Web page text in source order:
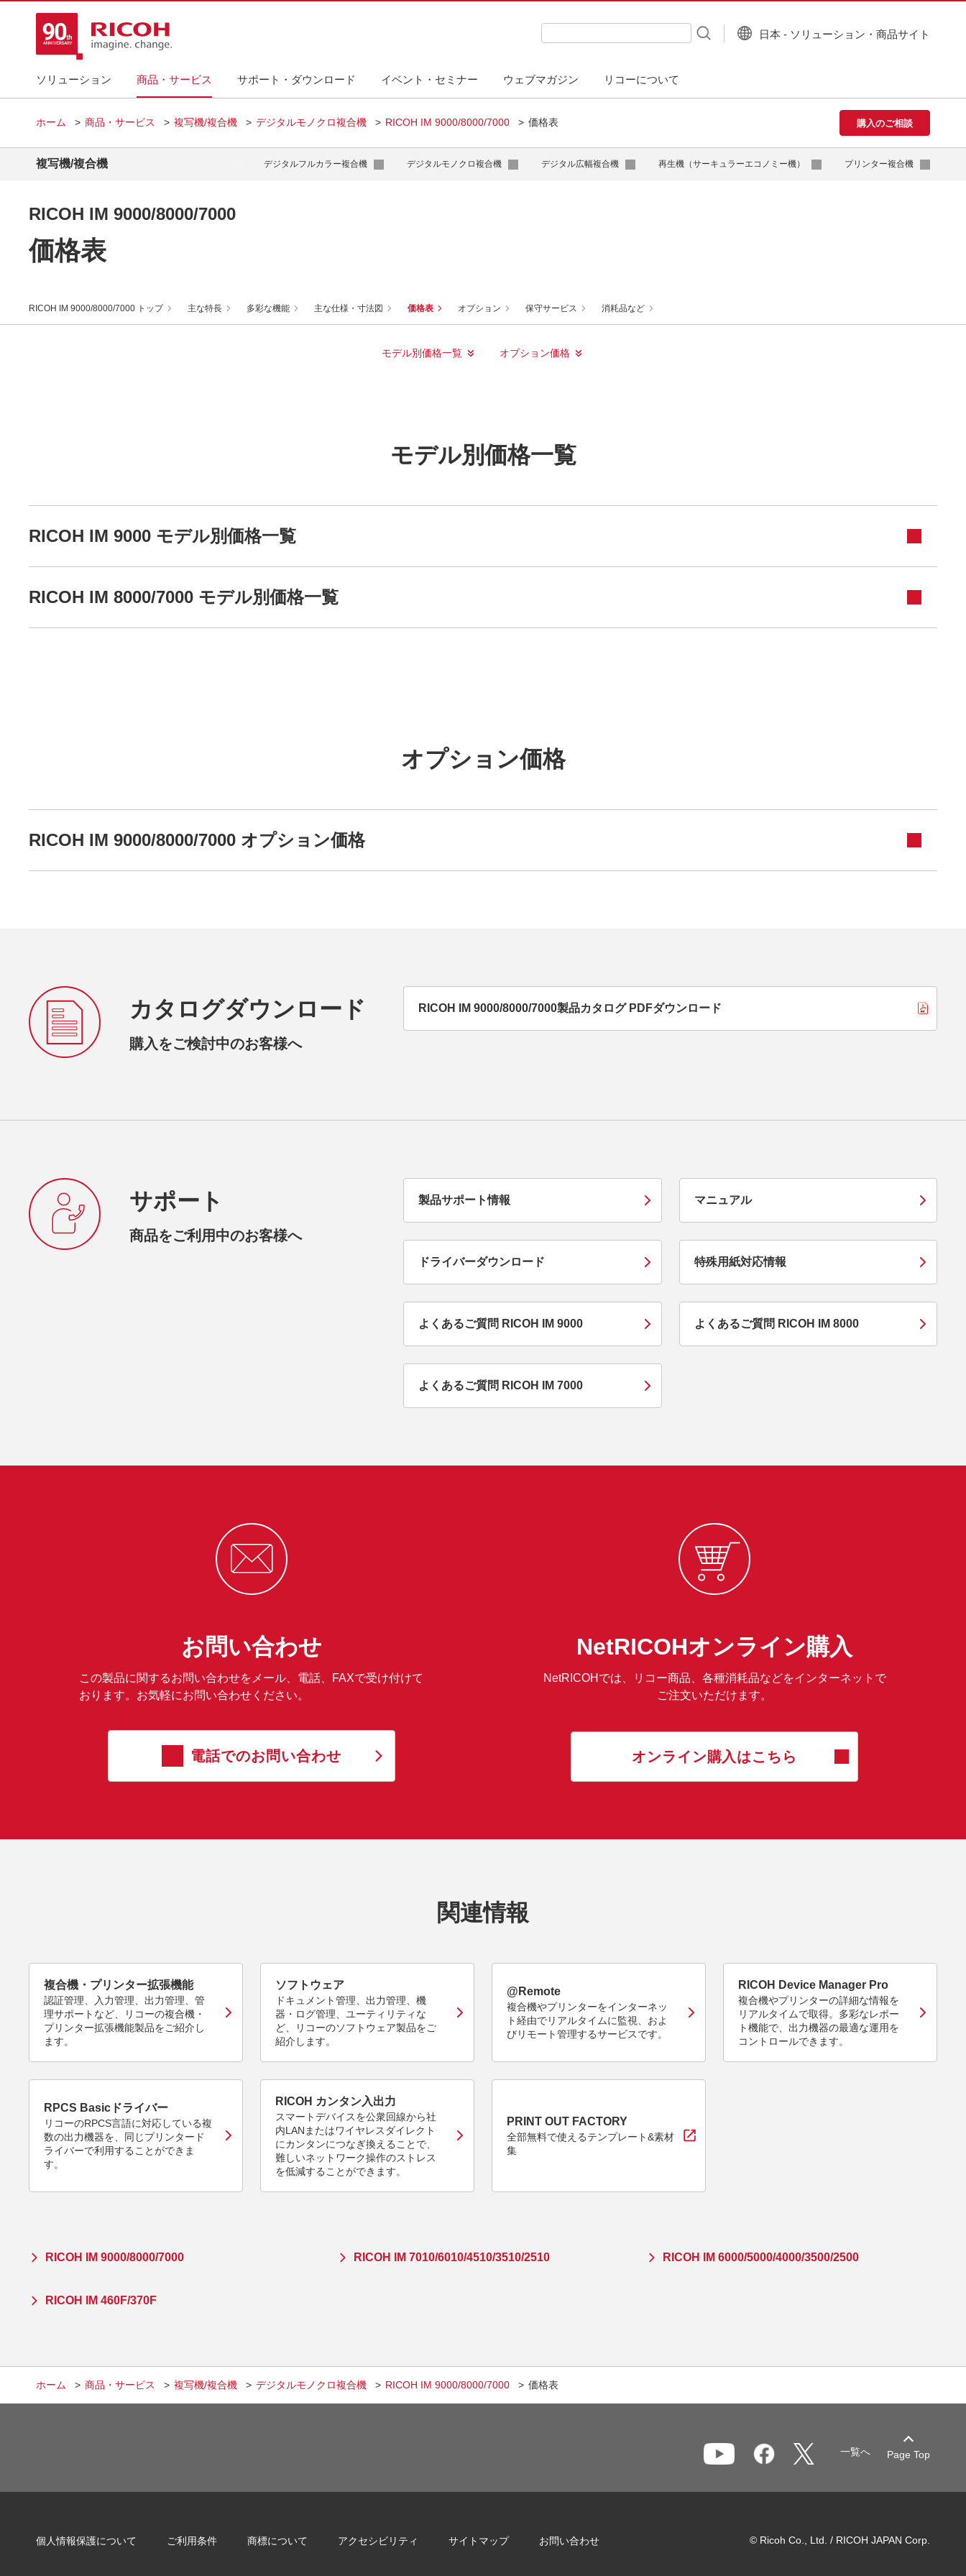
ソリューション 商品・サービス サポート・ダウンロード イベント・セミナー ウェブマガジン リコーについて
検索キーワード入力
日本 - ソリューション・商品サイト
ホーム 商品・サービス 複写機/複合機 デジタルモノクロ複合機 RICOH IM 9000/8000/7000 価格表 購入のご相談
複写機/複合機 デジタルフルカラー複合機 デジタルモノクロ複合機 デジタル広幅複合機 再生機（サーキュラーエコノミー機） プリンター複合機
RICOH IM 9000/8000/7000
価格表
RICOH IM 9000/8000/7000 トップ 主な特長 多彩な機能 主な仕様・寸法図 価格表 オプション 保守サービス 消耗品など
モデル別価格一覧 オプション価格
モデル別価格一覧
RICOH IM 9000 モデル別価格一覧
RICOH IM 8000/7000 モデル別価格一覧
オプション価格
RICOH IM 9000/8000/7000 オプション価格
カタログダウンロード
購入をご検討中のお客様へ
RICOH IM 9000/8000/7000製品カタログ PDFダウンロード
サポート
商品をご利用中のお客様へ
製品サポート情報 マニュアル
ドライバーダウンロード 特殊用紙対応情報
よくあるご質問 RICOH IM 9000 よくあるご質問 RICOH IM 8000
よくあるご質問 RICOH IM 7000
お問い合わせ
この製品に関するお問い合わせをメール、電話、FAXで受け付けて
おります。お気軽にお問い合わせください。
電話でのお問い合わせ
NetRICOHオンライン購入
NetRICOHでは、リコー商品、各種消耗品などをインターネットで
ご注文いただけます。
オンライン購入はこちら
関連情報
複合機・プリンター拡張機能
認証管理、入力管理、出力管理、管
理サポートなど、リコーの複合機・
プリンター拡張機能製品をご紹介し
ます。
ソフトウェア
ドキュメント管理、出力管理、機
器・ログ管理、ユーティリティな
ど、リコーのソフトウェア製品をご
紹介します。
@Remote
複合機やプリンターをインターネッ
ト経由でリアルタイムに監視、およ
びリモート管理するサービスです。
RICOH Device Manager Pro
複合機やプリンターの詳細な情報を
リアルタイムで取得。多彩なレポー
ト機能で、出力機器の最適な運用を
コントロールできます。
RPCS Basicドライバー
リコーのRPCS言語に対応している複
数の出力機器を、同じプリンタード
ライバーで利用することができま
す。
RICOH カンタン入出力
スマートデバイスを公衆回線から社
内LANまたはワイヤレスダイレクト
にカンタンにつなぎ換えることで、
難しいネットワーク操作のストレス
を低減することができます。
PRINT OUT FACTORY
全部無料で使えるテンプレート&素材
集
RICOH IM 9000/8000/7000 RICOH IM 7010/6010/4510/3510/2510 RICOH IM 6000/5000/4000/3500/2500
RICOH IM 460F/370F
ホーム 商品・サービス 複写機/複合機 デジタルモノクロ複合機 RICOH IM 9000/8000/7000 価格表
Page Top
一覧へ
個人情報保護について ご利用条件 商標について アクセシビリティ サイトマップ お問い合わせ © Ricoh Co., Ltd. / RICOH JAPAN Corp.